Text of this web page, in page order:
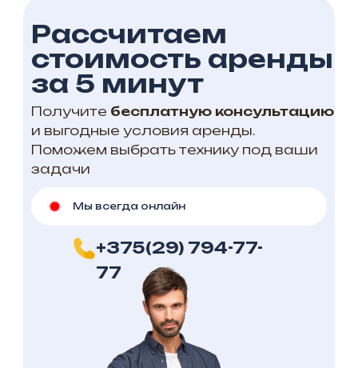
Получите бесплатную консультацию
и выгодные условия аренды.
Поможем выбрать технику под ваши
задачи
Рассчитаем
стоимость аренды
за 5 минут
Мы всегда онлайн
+375(29) 794-77-
77